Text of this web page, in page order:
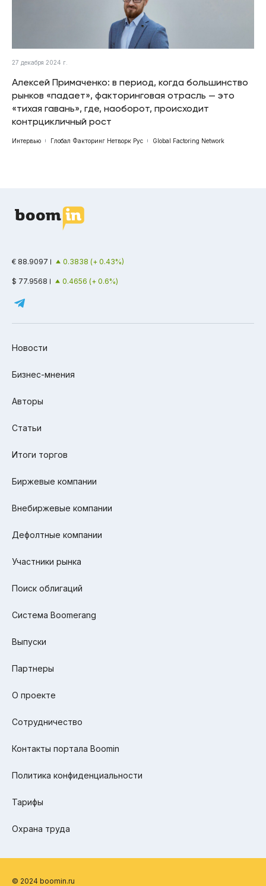
27 декабря 2024 г.
Алексей Примаченко: в период, когда большинство
рынков «падает», факторинговая отрасль — это
«тихая гавань», где, наоборот, происходит
контрцикличный рост
Интервью Глобал Факторинг Нетворк Рус Global Factoring Network
€ 88.9097 0.3838 (+ 0.43%)
$ 77.9568 0.4656 (+ 0.6%)
Новости
Бизнес-мнения
Авторы
Статьи
Итоги торгов
Биржевые компании
Внебиржевые компании
Дефолтные компании
Участники рынка
Поиск облигаций
Система Boomerang
Выпуски
Партнеры
О проекте
Сотрудничество
Контакты портала Boomin
Политика конфиденциальности
Тарифы
Охрана труда
© 2024 boomin.ru